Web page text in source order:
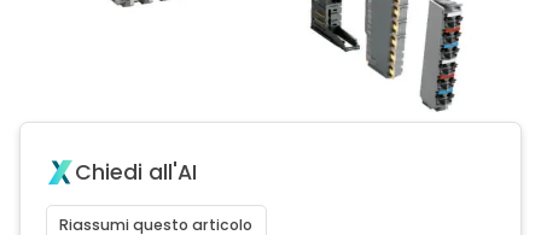
Chiedi all'AI
Riassumi questo articolo